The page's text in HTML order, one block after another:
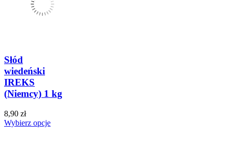
Słód
wiedeński
IREKS
(Niemcy) 1 kg
8,90 zł
Wybierz opcje